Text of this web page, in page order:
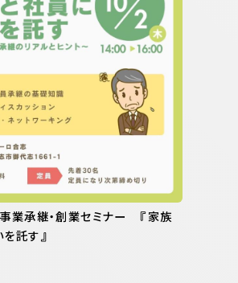
業承継・創業セミナー 『家族
託す』